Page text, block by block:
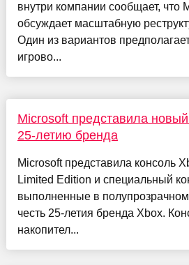
внутри компании сообщает, что
обсуждает масштабную
Один из вариантов
игрово...
Microsoft представила
25-летию бренда
Microsoft представила консоль
Limited Edition и специальный
выполненные в
честь 25-летия бренда Xbox.
накопител...